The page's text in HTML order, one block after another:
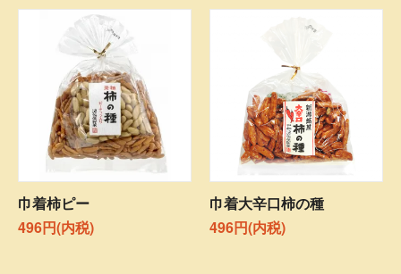
巾着柿ピー
496円(内税)
巾着大辛口柿の種
496円(内税)